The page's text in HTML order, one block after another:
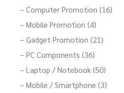
– Computer Promotion (16)
– Mobile Promotion (4)
– Gadget Promotion (21)
– PC Components (36)
– Laptop / Notebook (50)
– Mobile / Smartphone (3)